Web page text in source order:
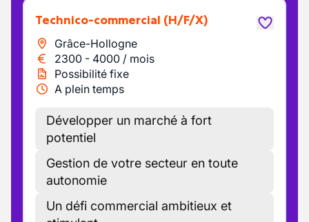
Technico-commercial (H/F/X)
Grâce-Hollogne
2300 - 4000 / mois
Possibilité fixe
A plein temps
Développer un marché à fort
potentiel
Gestion de votre secteur en toute
autonomie
Un défi commercial ambitieux et